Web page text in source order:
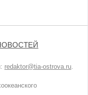
redaktor@tia-ostrova.ru.